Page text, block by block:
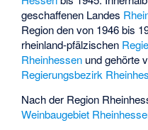
geschaffenen Landes
Region den von 1946 bis
rheinland-pfälzischen
Rheinhessen und gehörte
Regierungsbezirk
Nach der Region
Weinbaugebiet